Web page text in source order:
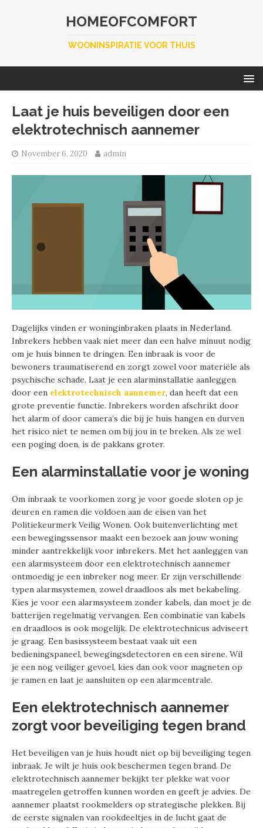
HOMEOFCOMFORT
WOONINSPIRATIE VOOR THUIS
Laat je huis beveiligen door een
elektrotechnisch aannemer
November 6, 2020 admin
Dagelijks vinden er woninginbraken plaats in Nederland.
Inbrekers hebben vaak niet meer dan een halve minuut nodig
om je huis binnen te dringen. Een inbraak is voor de
bewoners traumatiserend en zorgt zowel voor materiële als
psychische schade. Laat je een alarminstallatie aanleggen
door een elektrotechnisch aannemer, dan heeft dat een
grote preventie functie. Inbrekers worden afschrikt door
het alarm of door camera’s die bij je huis hangen en durven
het risico niet te nemen om bij jou in te breken. Als ze wel
een poging doen, is de pakkans groter.
Een alarminstallatie voor je woning
Om inbraak te voorkomen zorg je voor goede sloten op je
deuren en ramen die voldoen aan de eisen van het
Politiekeurmerk Veilig Wonen. Ook buitenverlichting met
een bewegingssensor maakt een bezoek aan jouw woning
minder aantrekkelijk voor inbrekers. Met het aanleggen van
een alarmsysteem door een elektrotechnisch aannemer
ontmoedig je een inbreker nog meer. Er zijn verschillende
typen alarmsystemen, zowel draadloos als met bekabeling.
Kies je voor een alarmsysteem zonder kabels, dan moet je de
batterijen regelmatig vervangen. Een combinatie van kabels
en draadloos is ook mogelijk. De elektrotechnicus adviseert
je graag. Een basissysteem bestaat vaak uit een
bedieningspaneel, bewegingsdetectoren en een sirene. Wil
je een nog veiliger gevoel, kies dan ook voor magneten op
je ramen en laat je aansluiten op een alarmcentrale.
Een elektrotechnisch aannemer
zorgt voor beveiliging tegen brand
Het beveiligen van je huis houdt niet op bij beveiliging tegen
inbraak. Je wilt je huis ook beschermen tegen brand. De
elektrotechnisch aannemer bekijkt ter plekke wat voor
maatregelen getroffen kunnen worden en geeft je advies. De
aannemer plaatst rookmelders op strategische plekken. Bij
de eerste signalen van rookdeeltjes in de lucht gaat de